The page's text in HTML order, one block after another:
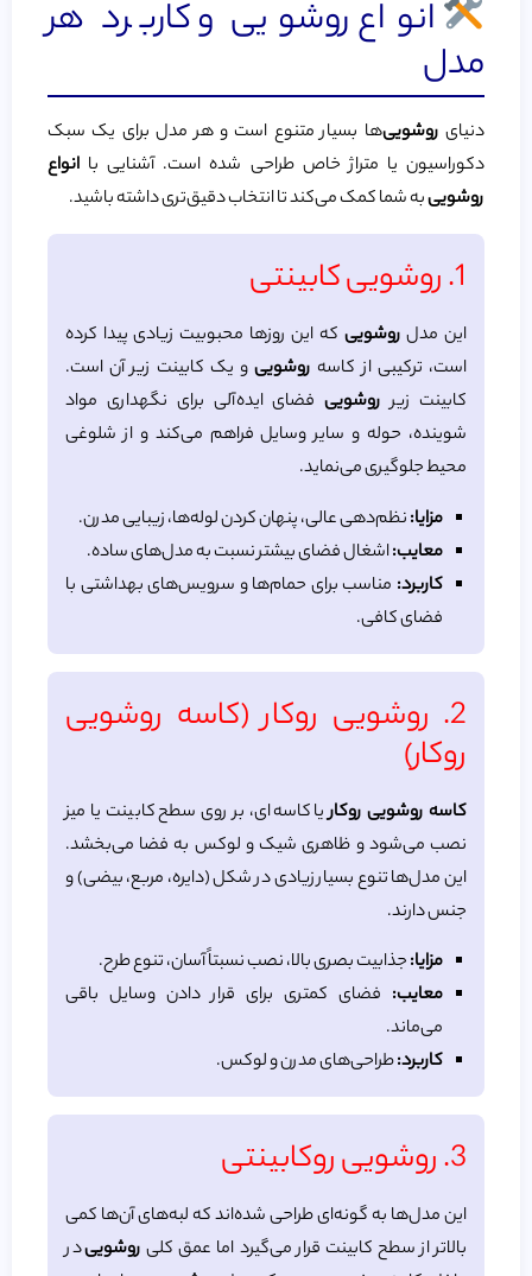
انواع روشویی و کاربرد هر
مدل
دنیای روشویی‌ها بسیار متنوع است و هر مدل برای یک سبک
دکوراسیون یا متراژ خاص طراحی شده است. آشنایی با انواع
روشوییبه شما کمک می‌کند تا انتخاب دقیق‌تری داشته باشید.
1. روشویی کابینتی
این مدل روشویی که این روزها محبوبیت زیادی پیدا کرده
است، ترکیبی از کاسه روشوییو یک کابینت زیر آن است.
کابینت زیر روشوییفضای ایده‌آلی برای نگهداری مواد
شوینده، حوله و سایر وسایل فراهم می‌کند و از شلوغی
محیط جلوگیری می‌نماید.
مزایا:نظم‌دهی عالی، پنهان کردن لوله‌ها، زیبایی مدرن.
معایب:اشغال فضای بیشتر نسبت به مدل‌های ساده.
کاربرد: مناسب برای حمام‌ها و سرویس‌های بهداشتی با
فضای کافی.
2. روشویی روکار (کاسه روشویی
روکار)
کاسه روشویی روکاریا کاسه‌ای، بر روی سطح کابینت یا میز
نصب می‌شود و ظاهری شیک و لوکس به فضا می‌بخشد.
این مدل‌ها تنوع بسیار زیادی در شکل (دایره، مربع، بیضی) و
جنس دارند.
مزایا:جذابیت بصری بالا، نصب نسبتاً آسان، تنوع طرح.
معایب: فضای کمتری برای قرار دادن وسایل باقی
می‌ماند.
کاربرد:طراحی‌های مدرن و لوکس.
3. روشویی روکابینتی
این مدل‌ها به گونه‌ای طراحی شده‌اند که لبه‌های آن‌ها کمی
بالاتر از سطح کابینت قرار می‌گیرد اما عمق کلی روشوییدر